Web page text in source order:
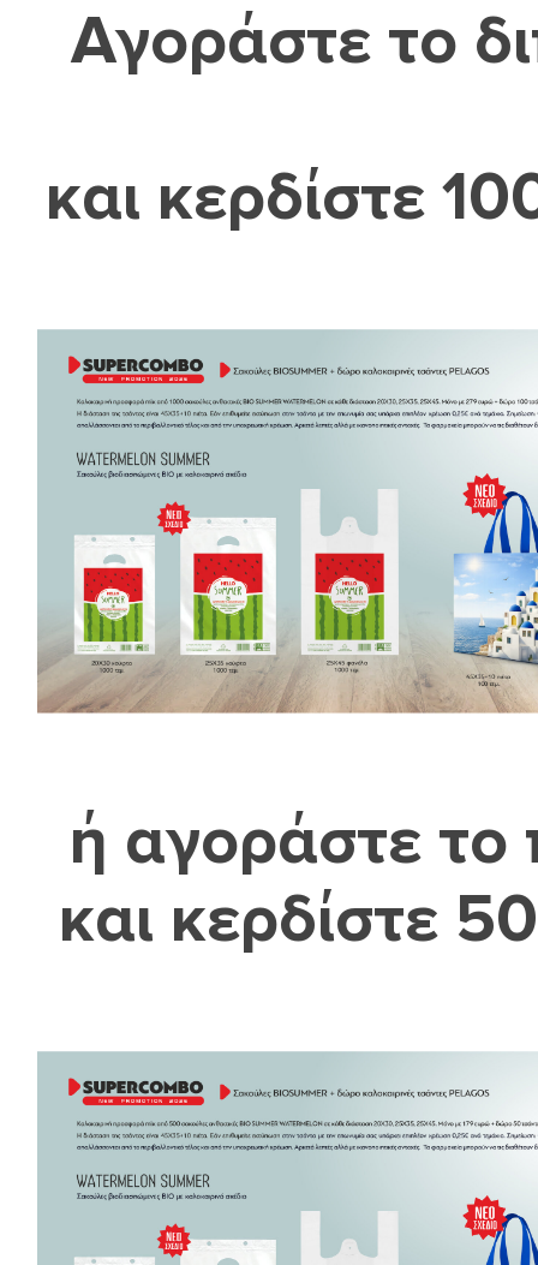
Αγοράστε το
και κερδίστε
ή αγοράστε
και κερδίστε